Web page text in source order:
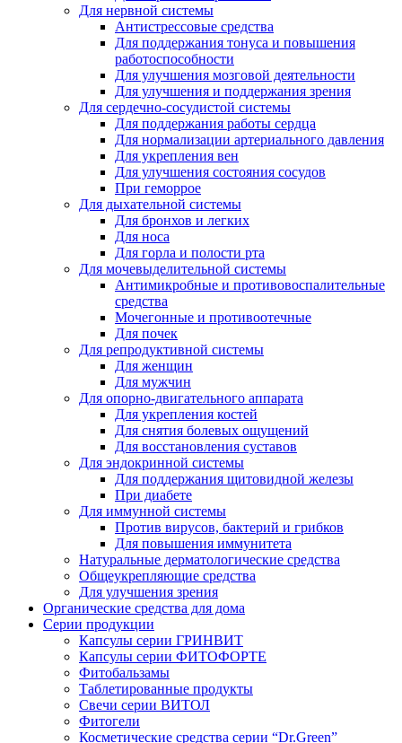
Для нервной системы
Антистрессовые средства
Для поддержания тонуса и повышения
работоспособности
Для улучшения мозговой деятельности
Для улучшения и поддержания зрения
Для сердечно-сосудистой системы
Для поддержания работы сердца
Для нормализации артериального давления
Для укрепления вен
Для улучшения состояния сосудов
При геморрое
Для дыхательной системы
Для бронхов и легких
Для носа
Для горла и полости рта
Для мочевыделительной системы
Антимикробные и противовоспалительные
средства
Мочегонные и противоотечные
Для почек
Для репродуктивной системы
Для женщин
Для мужчин
Для опорно-двигательного аппарата
Для укрепления костей
Для снятия болевых ощущений
Для восстановления суставов
Для эндокринной системы
Для поддержания щитовидной железы
При диабете
Для иммунной системы
Против вирусов, бактерий и грибков
Для повышения иммунитета
Натуральные дерматологические средства
Общеукрепляющие средства
Для улучшения зрения
Органические средства для дома
Серии продукции
Капсулы серии ГРИНВИТ
Капсулы серии ФИТОФОРТЕ
Фитобальзамы
Таблетированные продукты
Свечи серии ВИТОЛ
Фитогели
Косметические средства серии “Dr.Green”